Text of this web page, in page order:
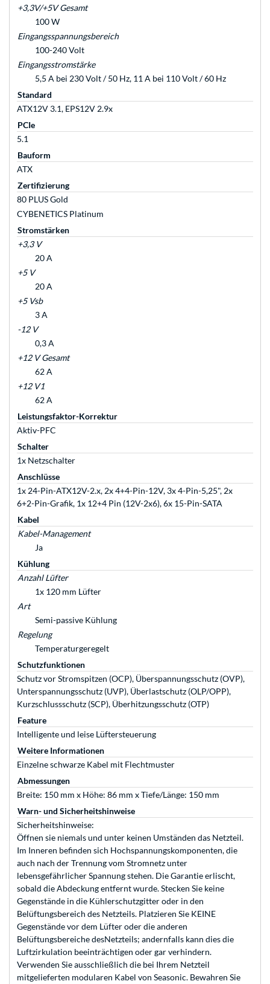
+3,3V/+5V Gesamt
100 W
Eingangsspannungsbereich
100-240 Volt
Eingangsstromstärke
5,5 A bei 230 Volt / 50 Hz, 11 A bei 110 Volt / 60 Hz
Standard
ATX12V 3.1, EPS12V 2.9x
PCIe
5.1
Bauform
ATX
Zertifizierung
80 PLUS Gold
CYBENETICS Platinum
Stromstärken
+3,3 V
20 A
+5 V
20 A
+5 Vsb
3 A
-12 V
0,3 A
+12 V Gesamt
62 A
+12 V1
62 A
Leistungsfaktor-Korrektur
Aktiv-PFC
Schalter
1x Netzschalter
Anschlüsse
1x 24-Pin-ATX12V-2.x, 2x 4+4-Pin-12V, 3x 4-Pin-5,25", 2x
6+2-Pin-Grafik, 1x 12+4 Pin (12V-2x6), 6x 15-Pin-SATA
Kabel
Kabel-Management
Ja
Kühlung
Anzahl Lüfter
1x 120 mm Lüfter
Art
Semi-passive Kühlung
Regelung
Temperaturgeregelt
Schutzfunktionen
Schutz vor Stromspitzen (OCP), Überspannungsschutz (OVP),
Unterspannungsschutz (UVP), Überlastschutz (OLP/OPP),
Kurzschlussschutz (SCP), Überhitzungsschutz (OTP)
Feature
Intelligente und leise Lüftersteuerung
Weitere Informationen
Einzelne schwarze Kabel mit Flechtmuster
Abmessungen
Breite: 150 mm x Höhe: 86 mm x Tiefe/Länge: 150 mm
Warn- und Sicherheitshinweise
Sicherheitshinweise:
Öffnen sie niemals und unter keinen Umständen das Netzteil.
Im Inneren befinden sich Hochspannungskomponenten, die
auch nach der Trennung vom Stromnetz unter
lebensgefährlicher Spannung stehen. Die Garantie erlischt,
sobald die Abdeckung entfernt wurde. Stecken Sie keine
Gegenstände in die Kühlerschutzgitter oder in den
Belüftungsbereich des Netzteils. Platzieren Sie KEINE
Gegenstände vor dem Lüfter oder die anderen
Belüftungsbereiche desNetzteils; andernfalls kann dies die
Luftzirkulation beeinträchtigen oder gar verhindern.
Verwenden Sie ausschließlich die bei Ihrem Netzteil
mitgelieferten modularen Kabel von Seasonic. Bewahren Sie